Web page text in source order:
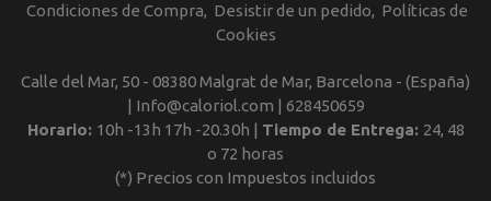
Condiciones de Compra
Desistir de un pedido
Políticas de
Cookies
Calle del Mar, 50 - 08380 Malgrat de Mar, Barcelona - (España)
| Info@caloriol.com | 628450659
Horario: 10h -13h 17h -20.30h | Tiempo de Entrega: 24, 48
o 72 horas
(*) Precios con Impuestos incluidos